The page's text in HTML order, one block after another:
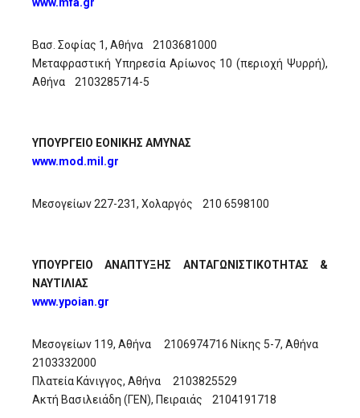
Βασ. Σοφίας 1, Αθήνα 2103681000
Μεταφραστική Υπηρεσία Αρίωνος 10 (περιοχή Ψυρρή),
Αθήνα 2103285714-5
ΥΠΟΥΡΓΕΙΟ ΕΟΝΙΚΗΣ ΑΜΥΝΑΣ
www.mod.mil.gr
Μεσογείων 227-231, Χολαργός 210 6598100
ΥΠΟΥΡΓΕΙΟ ΑΝΑΠΤΥΞΗΣ ΑΝΤΑΓΩΝΙΣΤΙΚΟΤΗΤΑΣ &
ΝΑΥΤΙΛΙΑΣ
www.ypoian.gr
Μεσογείων 119, Αθήνα 2106974716 Νίκης 5-7, Αθήνα
2103332000
Πλατεία Κάνιγγος, Αθήνα 2103825529
Ακτή Βασιλειάδη (ΓΕΝ), Πειραιάς 2104191718